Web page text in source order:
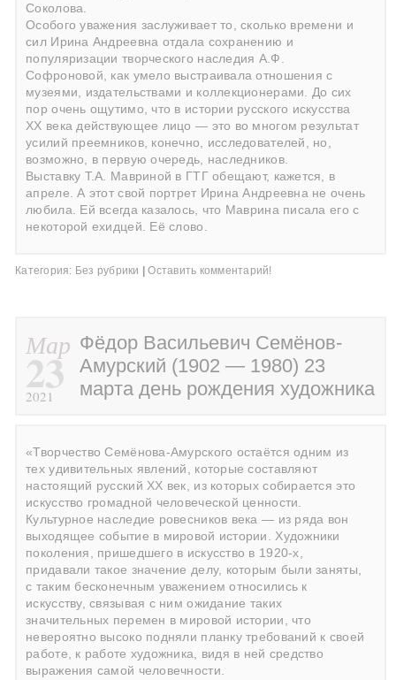
Соколова.
Особого уважения заслуживает то, сколько времени и
сил Ирина Андреевна отдала сохранению и
популяризации творческого наследия А.Ф.
Софроновой, как умело выстраивала отношения с
музеями, издательствами и коллекционерами. До сих
пор очень ощутимо, что в истории русского искусства
ХХ века действующее лицо — это во многом результат
усилий преемников, конечно, исследователей, но,
возможно, в первую очередь, наследников.
Выставку Т.А. Мавриной в ГТГ обещают, кажется, в
апреле. А этот свой портрет Ирина Андреевна не очень
любила. Ей всегда казалось, что Маврина писала его с
некоторой ехидцей. Её слово.
Категория: Без рубрики Оставить комментарий!
Мар
23
2021
Фёдор Васильевич Семёнов-
Амурский (1902 — 1980) 23
марта день рождения художника
«Творчество Семёнова-Амурского остаётся одним из
тех удивительных явлений, которые составляют
настоящий русский ХХ век, из которых собирается это
искусство громадной человеческой ценности.
Культурное наследие ровесников века — из ряда вон
выходящее событие в мировой истории. Художники
поколения, пришедшего в искусство в 1920-х,
придавали такое значение делу, которым были заняты,
с таким бесконечным уважением относились к
искусству, связывая с ним ожидание таких
значительных перемен в мировой истории, что
невероятно высоко подняли планку требований к своей
работе, к работе художника, видя в ней средство
выражения самой человечности.